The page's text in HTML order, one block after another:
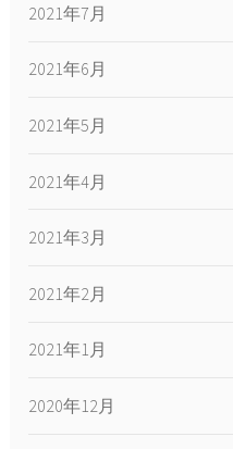
2021年7月
2021年6月
2021年5月
2021年4月
2021年3月
2021年2月
2021年1月
2020年12月